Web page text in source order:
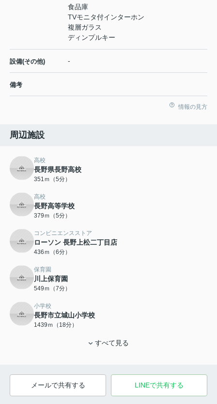
食品庫
TVモニタ付インターホン
複層ガラス
ディンプルキー
設備(その他) -
備考
情報の見方
周辺施設
高校
長野県長野高校
351ｍ（5分）
高校
長野高等学校
379ｍ（5分）
コンビニエンスストア
ローソン 長野上松二丁目店
436ｍ（6分）
保育園
川上保育園
549ｍ（7分）
小学校
長野市立城山小学校
1439ｍ（18分）
すべて見る
メールで共有する LINEで共有する